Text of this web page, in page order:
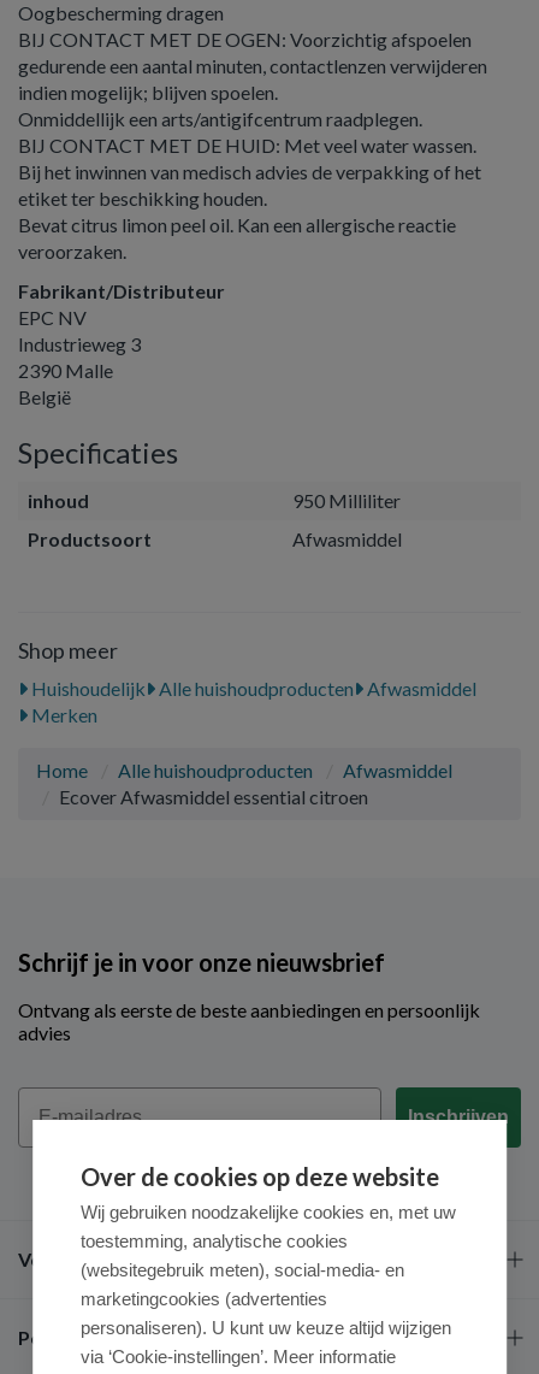
Oogbescherming dragen
BIJ CONTACT MET DE OGEN: Voorzichtig afspoelen
gedurende een aantal minuten, contactlenzen verwijderen
indien mogelijk; blijven spoelen.
Onmiddellijk een arts/antigifcentrum raadplegen.
BIJ CONTACT MET DE HUID: Met veel water wassen.
Bij het inwinnen van medisch advies de verpakking of het
etiket ter beschikking houden.
Bevat citrus limon peel oil. Kan een allergische reactie
veroorzaken.
Fabrikant/Distributeur
EPC NV
Industrieweg 3
2390 Malle
België
Specificaties
inhoud
950 Milliliter
Productsoort
Afwasmiddel
Shop meer
Huishoudelijk Alle huishoudproducten
Afwasmiddel
Merken
Home Alle huishoudproducten
Afwasmiddel
Ecover Afwasmiddel essential citroen
Schrijf je in voor onze nieuwsbrief
Ontvang als eerste de beste aanbiedingen en persoonlijk
advies
Email
Inschrijven
Veel gestelde vragen
Populaire merken
Over de cookies op deze website
Wij gebruiken noodzakelijke cookies en, met uw
toestemming, analytische cookies
(websitegebruik meten), social-media- en
marketingcookies (advertenties
personaliseren). U kunt uw keuze altijd wijzigen
via ‘Cookie-instellingen’. Meer informatie